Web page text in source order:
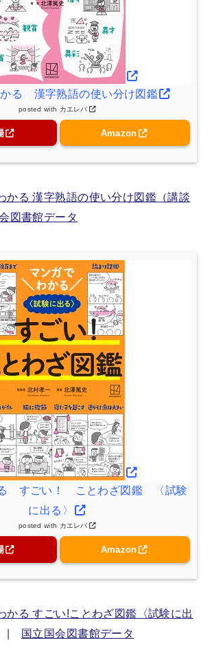
る 漢字熟語の使い分け図鑑
posted with カエレバ
Amazon
かる 漢字熟語の使い分け図鑑（講談
図書館データ
すごい！ ことわざ図鑑 〈試験
に出る〉
posted with カエレバ
Amazon
かる すごい!ことわざ図鑑〈試験に出
| 国立国会図書館データ